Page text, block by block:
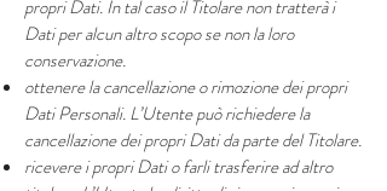
propri Dati. In tal caso il Titolare non tratterà i
Dati per alcun altro scopo se non la loro
conservazione.
ottenere la cancellazione o rimozione dei propri
Dati Personali. L’Utente può richiedere la
cancellazione dei propri Dati da parte del Titolare.
ricevere i propri Dati o farli trasferire ad altro